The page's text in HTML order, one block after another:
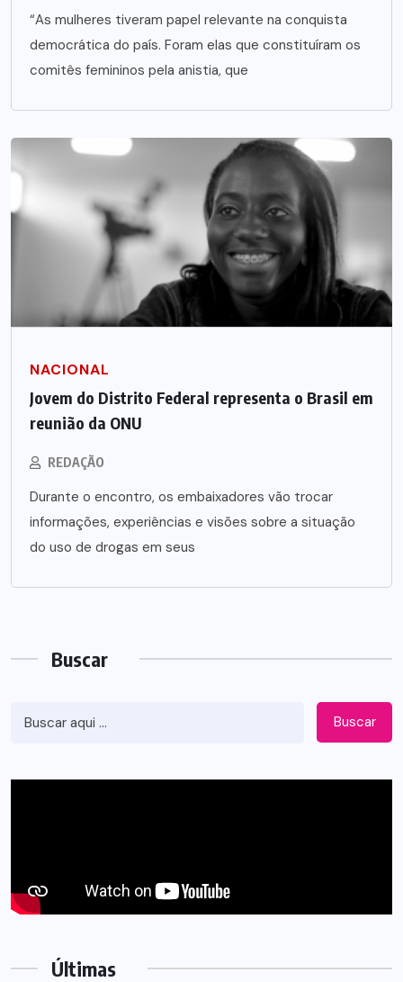
“As mulheres tiveram papel relevante na conquista
democrática do país. Foram elas que constituíram os
comitês femininos pela anistia, que
NACIONAL
Jovem do Distrito Federal representa o Brasil em
reunião da ONU
REDAÇÃO
Durante o encontro, os embaixadores vão trocar
informações, experiências e visões sobre a situação
do uso de drogas em seus
Buscar
Buscar
Últimas